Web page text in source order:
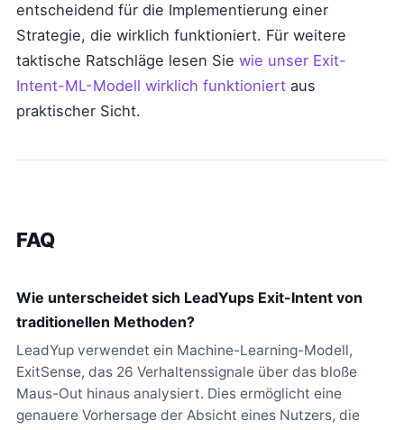
entscheidend für die Implementierung einer
Strategie, die wirklich funktioniert. Für weitere
taktische Ratschläge lesen Sie wie unser Exit-
Intent-ML-Modell wirklich funktioniert aus
praktischer Sicht.
FAQ
Wie unterscheidet sich LeadYups Exit-Intent von
traditionellen Methoden?
LeadYup verwendet ein Machine-Learning-Modell,
ExitSense, das 26 Verhaltenssignale über das bloße
Maus-Out hinaus analysiert. Dies ermöglicht eine
genauere Vorhersage der Absicht eines Nutzers, die